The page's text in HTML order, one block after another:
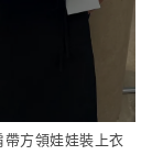
方領娃娃裝上衣